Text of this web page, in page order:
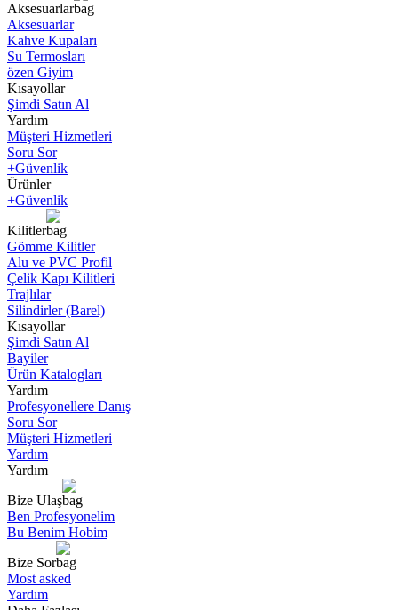
Aksesuarlar
Aksesuarlar
Kahve Kupaları
Su Termosları
özen Giyim
Kısayollar
Şimdi Satın Al
Yardım
Müşteri Hizmetleri
Soru Sor
+Güvenlik
Ürünler
+Güvenlik
Kilitler
Gömme Kilitler
Alu ve PVC Profil
Çelik Kapı Kilitleri
Trajlılar
Silindirler (Barel)
Kısayollar
Şimdi Satın Al
Bayiler
Ürün Katalogları
Yardım
Profesyonellere Danış
Soru Sor
Müşteri Hizmetleri
Yardım
Yardım
Bize Ulaş
Ben Profesyonelim
Bu Benim Hobim
Bize Sor
Most asked
Yardım